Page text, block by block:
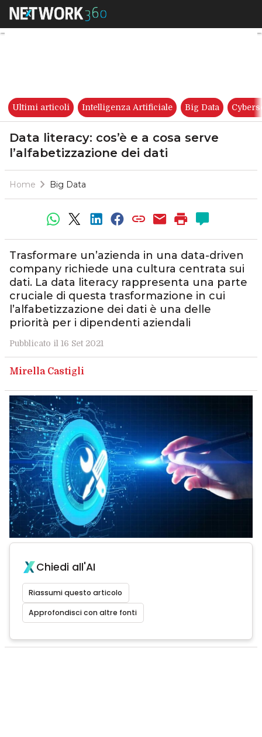
Data literacy: cos’è e a cosa
Ultimi articoli Intelligenza Artificiale Big Data
Data literacy: cos’è e a cosa serve
l’alfabetizzazione dei dati
Home Big Data
Trasformare un’azienda in una data-driven
company richiede una cultura centrata sui
dati. La data literacy rappresenta una parte
cruciale di questa trasformazione in cui
l’alfabetizzazione dei dati è una delle
priorità per i dipendenti aziendali
Pubblicato il 16 Set 2021
Mirella Castigli
Chiedi all'AI
Riassumi questo articolo
Approfondisci con altre fonti